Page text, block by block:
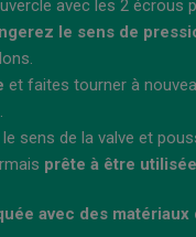
avec les 2 écrous
le sens de
et faites tourner à
sens de la valve et
prête à être
avec des